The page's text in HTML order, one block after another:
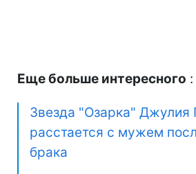
Еще больше интересного :
Звезда "Озарка" Джулия
расстается с мужем
брака